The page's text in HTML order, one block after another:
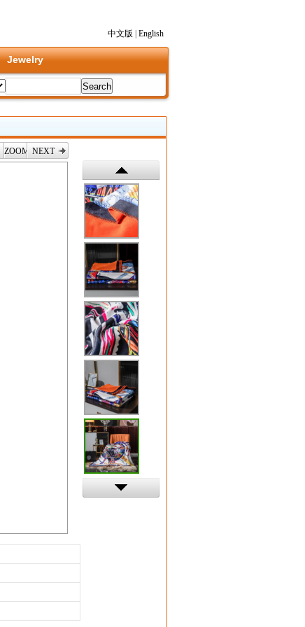
中文版
English
Jewelry
ZOOM NEXT